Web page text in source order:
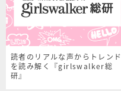
読者のリアルな声からトレンド
を読み解く『girlswalker総
研』